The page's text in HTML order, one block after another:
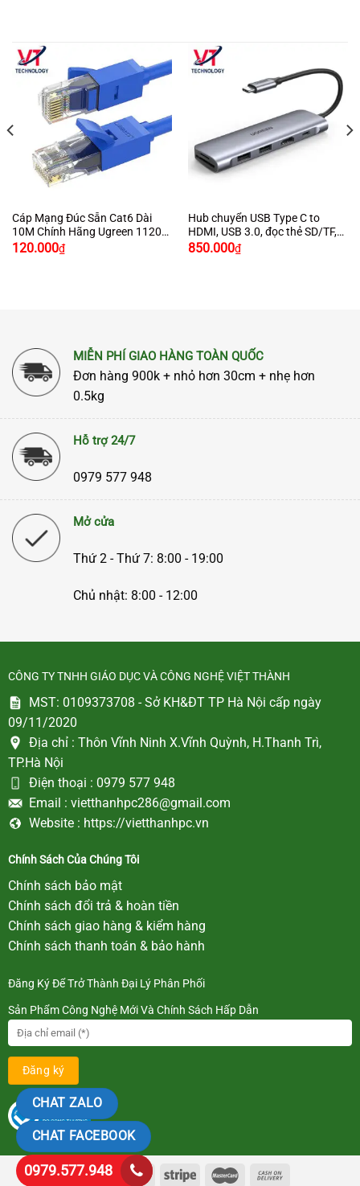
Cáp Mạng Đúc Sẵn Cat6 Dài
10M Chính Hãng Ugreen 11205
Cao Cấp
120.000₫
Hub chuyển USB Type C to
HDMI, USB 3.0, đọc thẻ SD/TF,
sạc PD Ugreen 70411
850.000₫
MIỄN PHÍ GIAO HÀNG TOÀN QUỐC
Đơn hàng 900k + nhỏ hơn 30cm + nhẹ hơn
0.5kg
Hỗ trợ 24/7
0979 577 948
Mở cửa
Thứ 2 - Thứ 7: 8:00 - 19:00
Chủ nhật: 8:00 - 12:00
CÔNG TY TNHH GIÁO DỤC VÀ CÔNG NGHỆ VIỆT THÀNH
MST: 0109373708 - Sở KH&ĐT TP Hà Nội cấp ngày
09/11/2020
Địa chỉ : Thôn Vĩnh Ninh X.Vĩnh Quỳnh, H.Thanh Trì,
TP.Hà Nội
Điện thoại : 0979 577 948
Email : vietthanhpc286@gmail.com
Website : https://vietthanhpc.vn
Chính Sách Của Chúng Tôi
Chính sách bảo mật
Chính sách đổi trả & hoàn tiền
Chính sách giao hàng & kiểm hàng
Chính sách thanh toán & bảo hành
Đăng Ký Để Trở Thành Đại Lý Phân Phối
Sản Phẩm Công Nghệ Mới Và Chính Sách Hấp Dẫn
CHAT ZALO
CHAT FACEBOOK
0979.577.948